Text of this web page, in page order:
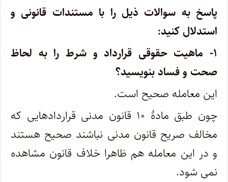
پاسخ به سوالات ذیل را با مستندات قانونی و
استدلال کنید:
۱- ماهیت حقوقی قرارداد و شرط را به لحاظ
صحت و فساد بنویسید؟
این معامله صحیح است.
چون طبق مادۀ ۱۰ قانون مدنی قراردادهایی که
مخالف صریح قانون مدنی نباشند صحیح هستند
و در این معامله هم ظاهرا خلاف قانون مشاهده
نمی شود.